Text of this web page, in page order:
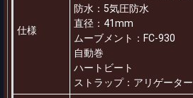
仕様
防水：5気圧防水
直径：41mm
ムーブメント：FC-930
自動巻
ハートビート
ストラップ：アリゲーター